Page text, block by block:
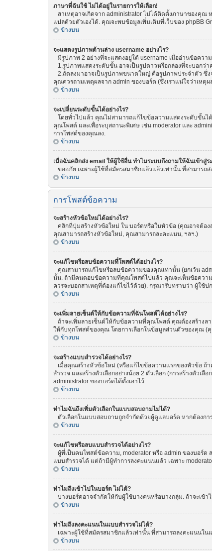
ภาษาที่ฉันใช้ ไม่ได้อยู่ในรายการให้เลือก!
สาเหตุอาจเกิดจาก administrator ไม่ได้ติดตั้งภาษาของคุ
แปลด้วยตัวเองได้. คุณจะพบข้อมูลเพิ่มเติมที่เว็บของ phpBB
ข้างบน
จะแสดงรูปภาพด้านล่าง username อย่างไร?
มีรูปภาพ 2 อย่างที่จะแสดงอยู่ใต้ username เมื่ออ่านข้อควา
1.รูปภาพแสดงระดับขั้น อาจเป็นรูปดาวหรือกล่องที่จะบอกว่
2.ถัดลงมาอาจเป็นรูปภาพขนาดใหญ่ คือรูปภาพประจำตัว ซึ่
คุณควรถามเหตุผลจาก admin ของบอร์ด (ซึ่งเราแน่ใจว่าเหตุ
ข้างบน
จะเปลี่ยนระดับขั้นได้อย่างไร?
โดยทั่วไปแล้ว คุณไม่สามารถแก้ไขข้อความแสดงระดับขั้น
คุณโพสต์ และเพื่อระบุสถานะพิเศษ เช่น moderator และ
การโพสต์ของคุณลง.
ข้างบน
เมื่อฉันคลิกส่ง email ให้ผู้ใช้อื่น ทำไมระบบถึงถามให้ฉันเข้าสู่ร
ขออภัย เฉพาะผู้ใช้ที่สมัครสมาชิกแล้วแล้วเท่านั้น ที่สามารถ
ข้างบน
การโพสต์ข้อความ
จะสร้างหัวข้อใหม่ได้อย่างไร?
คลิกที่ปุ่มสร้างหัวข้อใหม่ ใน บอร์ดหรือในหัวข้อ (คุณอาจต้อ
คุณสามารถสร้างหัวข้อใหม่, คุณสามารถละคะแนน, ฯลฯ.)
ข้างบน
จะแก้ไขหรือลบข้อความที่โพสต์ได้อย่างไร?
คุณสามารถแก้ไขหรือลบข้อความของคุณเท่านั้น (ยกเว้น
นั้น. ถ้ามีคนตอบข้อความที่คุณโพสต์ไปแล้ว คุณจะเห็นข้อความ
ควรจะบอกสาเหตุที่ต้องแก้ไขไว้ด้วย). กรุณารับทราบว่า ผู้ใช้
ข้างบน
จะเพิ่มลายเซ็นต์ให้กับข้อความที่ฉันโพสต์ได้อย่างไร?
ถ้าจะเพิ่มลายเซ็นต์ให้กับข้อความที่คุณโพสต์ คุณต้องสร้างล
ให้กับทุกโพสต์ของคุณ โดยการเลือกในข้อมูลส่วนตัวของคุณ (
ข้างบน
จะสร้างแบบสำรวจได้อย่างไร?
เมื่อคุณสร้างหัวข้อใหม่ (หรือแก้ไขข้อความแรกของหัวข้อ
สำรวจ และสร้างตัวเลือกอย่างน้อย 2 ตัวเลือก (การสร้างตัว
administrator ของบอร์ดได้ตั้งเอาไว้
ข้างบน
ทำไมฉันถึงเพิ่มตัวเลือกในแบบสอบถามไม่ได้?
ตัวเลือกในแบบสอบถามถูกจำกัดด้วยผู้ดูแลบอร์ด หากต้องก
ข้างบน
จะแก้ไขหรือลบแบบสำรวจได้อย่างไร?
ผู้ที่เป็นคนโพสต์ข้อความ, moderator หรือ admin ของบอร์
แบบสำรวจได้ แต่ถ้ามีผู้ทำการลงคะแนนแล้ว เฉพาะ
ข้างบน
ทำไมถึงเข้าไปในบอร์ด ไม่ได้?
บางบอร์ดอาจจำกัดให้กับผู้ใช้บางคนหรือบางกลุ่ม. ถ้าจะเข้
ข้างบน
ทำไมถึงลงคะแนนในแบบสำรวจไม่ได้?
เฉพาะผู้ใช้ที่สมัครสมาชิกแล้วเท่านั้น ที่สามารถลงคะแนนใ
ข้างบน